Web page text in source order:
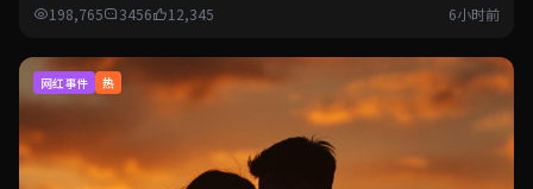
198,765 3456 12,345 6小时前
网红事件 热